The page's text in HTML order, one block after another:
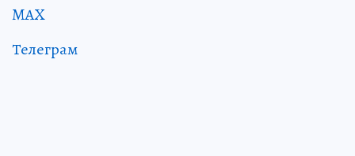
MAX
Телеграм